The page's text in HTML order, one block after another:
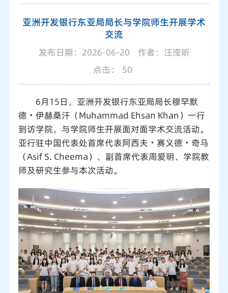
亚洲开发银行东亚局局长与学院师生开展学术
交流
发布日期：2026-06-20
作者：汪滢昕
点击：
50
6月15日，亚洲开发银行东亚局局长穆罕默
德・伊赫桑汗（Muhammad Ehsan Khan）一行
到访学院，与学院师生开展面对面学术交流活动。
亚行驻中国代表处首席代表阿西夫・赛义德・奇马
（Asif S. Cheema）、副首席代表周爱明、学院教
师及研究生参与本次活动。